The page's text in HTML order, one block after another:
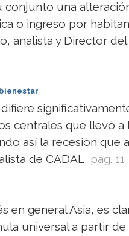
una
o ingreso por
analista y Director
centrales que llevó a
así la recesión que
de CADAL, pág. 11
en general Asia, es
universal a partir